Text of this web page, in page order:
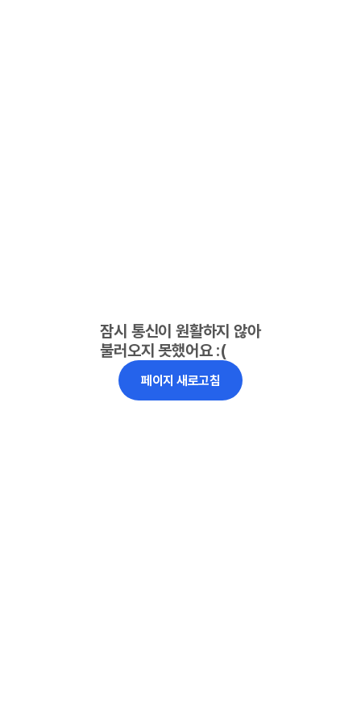
잠시 통신이 원활하지 않아
불러오지 못했어요 :(
페이지 새로고침